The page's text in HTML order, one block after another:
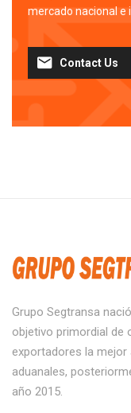
mercado nacional e
Contact Us
Grupo Segtransa
objetivo primordial de
exportadores la
aduanales,
año 2015.